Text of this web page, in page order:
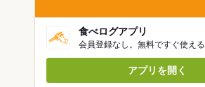
食べログアプリ
会員登録なし。無料ですぐ使える
アプリを開く